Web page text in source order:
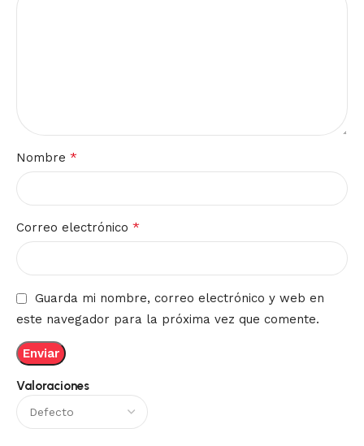
Valoraciones
Nombre *
Correo electrónico *
Guarda mi nombre, correo electrónico y web en
este navegador para la próxima vez que comente.